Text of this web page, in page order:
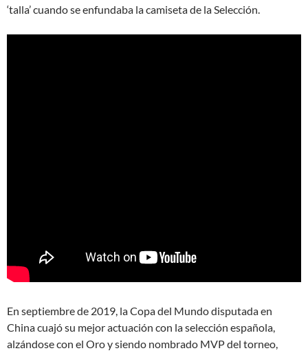
‘talla’ cuando se enfundaba la camiseta de la Selección.
En septiembre de 2019, la Copa del Mundo disputada en
China cuajó su mejor actuación con la selección española,
alzándose con el Oro y siendo nombrado MVP del torneo,